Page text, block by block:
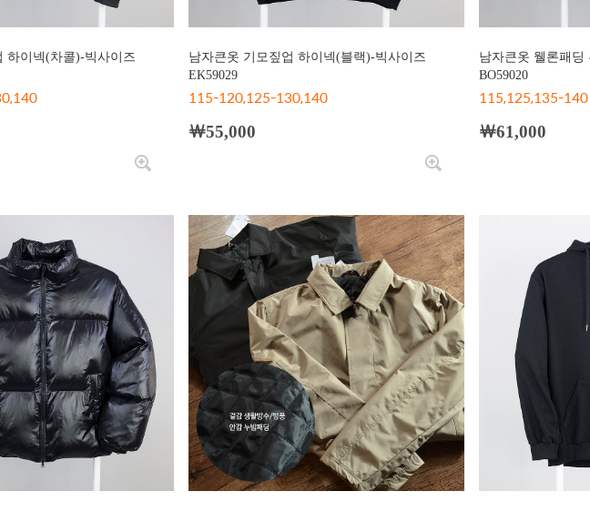
하이넥(차콜)-빅사이즈
남자큰옷 기모짚업 하이넥(블랙)-빅사이즈
EK59029
115-120,125-130,140
￦55,000
남자큰옷 웰론패딩
BO59020
115,125,135-140
￦61,000